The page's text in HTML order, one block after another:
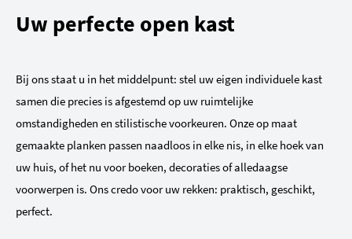
Uw perfecte open kast
Bij ons staat u in het middelpunt: stel uw eigen individuele kast
samen die precies is afgestemd op uw ruimtelijke
omstandigheden en stilistische voorkeuren. Onze op maat
gemaakte planken passen naadloos in elke nis, in elke hoek van
uw huis, of het nu voor boeken, decoraties of alledaagse
voorwerpen is. Ons credo voor uw rekken: praktisch, geschikt,
perfect.